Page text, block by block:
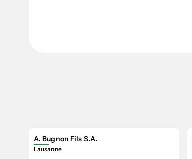
A. Bugnon Fils S.A.
Lausanne